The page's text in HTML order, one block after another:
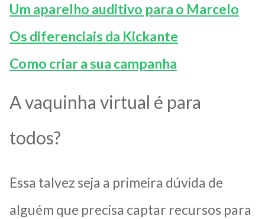
Um aparelho auditivo para o Marcelo
Os diferenciais da Kickante
Como criar a sua campanha
A vaquinha virtual é para
todos?
Essa talvez seja a primeira dúvida de
alguém que precisa captar recursos para